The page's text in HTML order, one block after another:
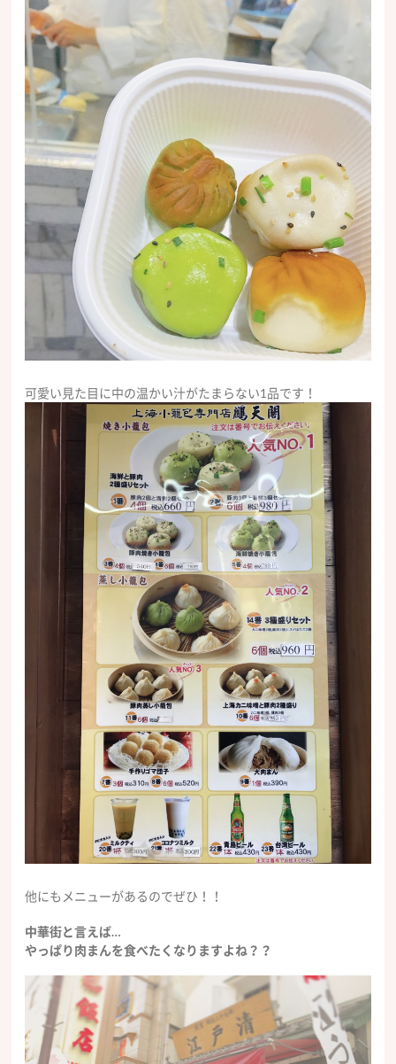
可愛い見た目に中の温かい汁がたまらない1品です！
他にもメニューがあるのでぜひ！！
中華街と言えば…
やっぱり肉まんを食べたくなりますよね？？